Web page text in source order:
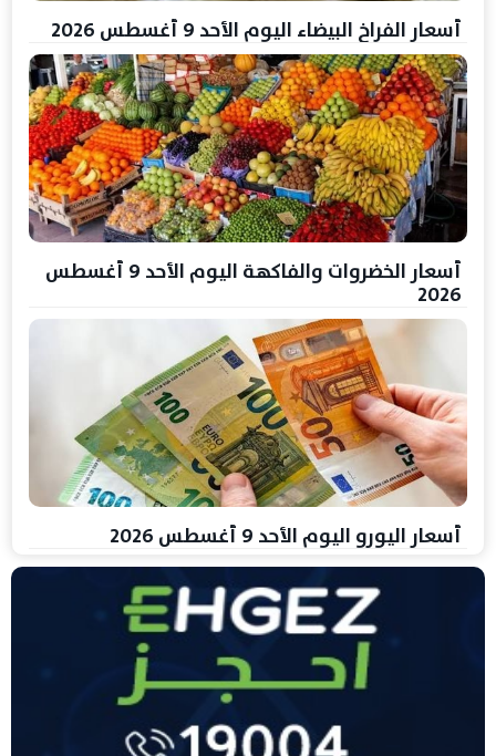
أسعار الفراخ البيضاء اليوم الأحد 9 أغسطس 2026
أسعار الخضروات والفاكهة اليوم الأحد 9 أغسطس
2026
أسعار اليورو اليوم الأحد 9 أغسطس 2026